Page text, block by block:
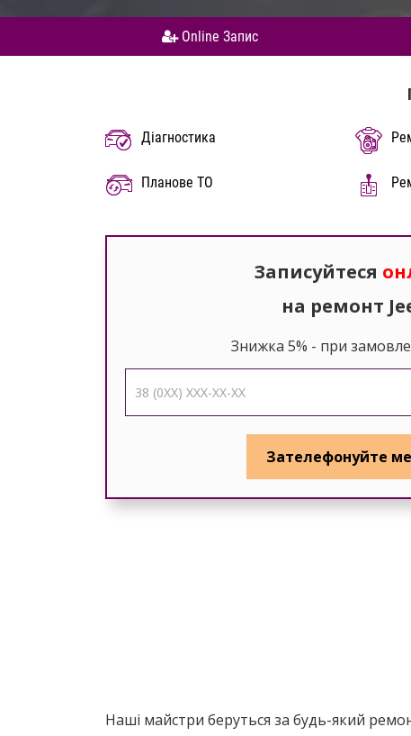
Online Запис
Діагностика
Планове ТО
Записуйтеся
на ремонт
Знижка 5% - при
Наші майстри беруться за будь-який